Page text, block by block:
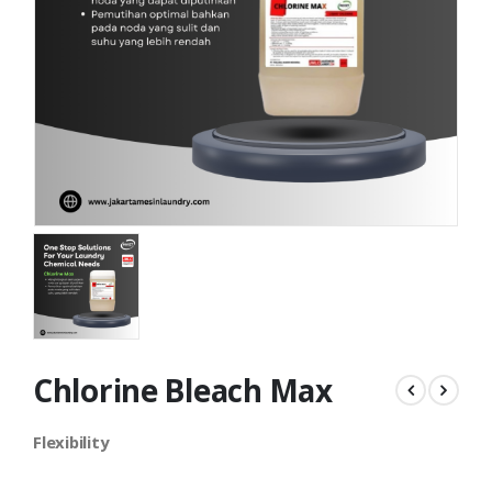
Chlorine Bleach Max
Flexibility